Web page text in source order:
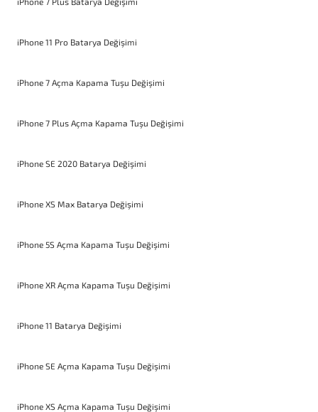
iPhone 11 Pro Batarya Değişimi
iPhone 7 Açma Kapama Tuşu Değişimi
iPhone 7 Plus Açma Kapama Tuşu Değişimi
iPhone SE 2020 Batarya Değişimi
iPhone XS Max Batarya Değişimi
iPhone 5S Açma Kapama Tuşu Değişimi
iPhone XR Açma Kapama Tuşu Değişimi
iPhone 11 Batarya Değişimi
iPhone SE Açma Kapama Tuşu Değişimi
iPhone XS Açma Kapama Tuşu Değişimi